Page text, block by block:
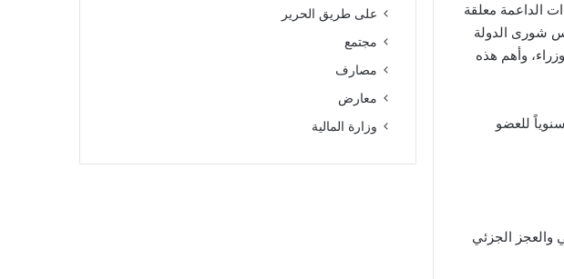
الداعمة معلقة
شورى الدولة
وأهم هذه
للأعضاء الممارسين بنسبة 30% وبحد أقصى 2,000 دولار سنوياً للعضو
الكلي والعجز الجزئي
على طريق الحرير
مجتمع
مصارف
معارض
وزارة المالية